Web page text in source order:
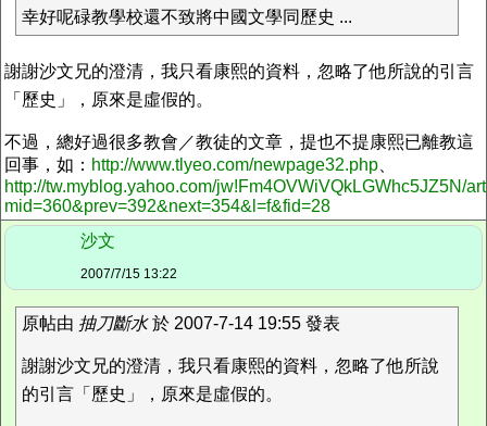
幸好呢碌教學校還不致將中國文學同歷史 ...
謝謝沙文兄的澄清，我只看康熙的資料，忽略了他所說的引言
「歷史」，原來是虛假的。
不過，總好過很多教會／教徒的文章，提也不提康熙已離教這
回事，如： http://www.tlyeo.com/newpage32.php
http://tw.myblog.yahoo.com/jw!Fm4OVWiVQkLGWhc5JZ5N/
mid=360&prev=392&next=354&l=f&fid=28
沙文
2007/7/15 13:22
原帖由 抽刀斷水於 2007-7-14 19:55 發表
謝謝沙文兄的澄清，我只看康熙的資料，忽略了他所說
的引言「歷史」，原來是虛假的。